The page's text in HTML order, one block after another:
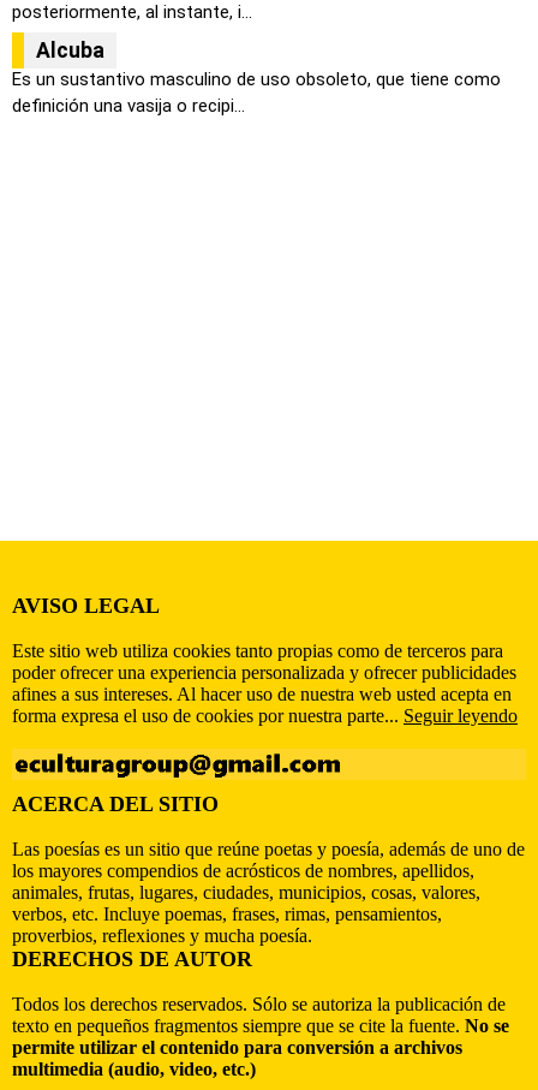
posteriormente, al instante, i...
Alcuba
Es un sustantivo masculino de uso obsoleto, que tiene como
definición una vasija o recipi...
AVISO LEGAL
Este sitio web utiliza cookies tanto propias como de terceros para
poder ofrecer una experiencia personalizada y ofrecer publicidades
afines a sus intereses. Al hacer uso de nuestra web usted acepta en
forma expresa el uso de cookies por nuestra parte... Seguir leyendo
ACERCA DEL SITIO
Las poesías es un sitio que reúne poetas y poesía, además de uno de
los mayores compendios de acrósticos de nombres, apellidos,
animales, frutas, lugares, ciudades, municipios, cosas, valores,
verbos, etc. Incluye poemas, frases, rimas, pensamientos,
proverbios, reflexiones y mucha poesía.
DERECHOS DE AUTOR
Todos los derechos reservados. Sólo se autoriza la publicación de
texto en pequeños fragmentos siempre que se cite la fuente. No se
permite utilizar el contenido para conversión a archivos
multimedia (audio, video, etc.)